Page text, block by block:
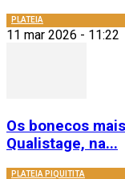
PLATEIA
11 mar 2026 - 11:22
Os bonecos
Qualistage, na...
PLATEIA PIQUITITA